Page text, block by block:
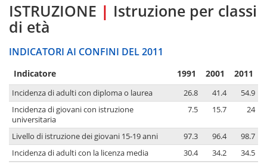
ISTRUZIONE | Istruzione per classi
di età
INDICATORI AI CONFINI DEL 2011
Indicatore 1991 2001 2011
Incidenza di adulti con diploma o laurea 26.8 41.4
54.9
Incidenza di giovani con istruzione
universitaria
7.5 15.7 24
Livello di istruzione dei giovani 15-19 anni 97.3 96.4
98.7
Incidenza di adulti con la licenza media
30.4 34.2 34.5